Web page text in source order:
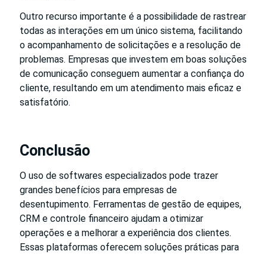
Outro recurso importante é a possibilidade de rastrear
todas as interações em um único sistema, facilitando
o acompanhamento de solicitações e a resolução de
problemas. Empresas que investem em boas soluções
de comunicação conseguem aumentar a confiança do
cliente, resultando em um atendimento mais eficaz e
satisfatório.
Conclusão
O uso de softwares especializados pode trazer
grandes benefícios para empresas de
desentupimento. Ferramentas de gestão de equipes,
CRM e controle financeiro ajudam a otimizar
operações e a melhorar a experiência dos clientes.
Essas plataformas oferecem soluções práticas para